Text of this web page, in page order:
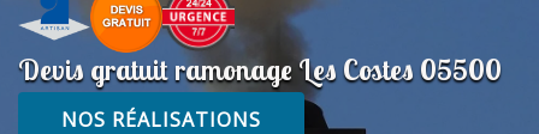
Devis gratuit ramonage Les Costes 05500
NOS RÉALISATIONS